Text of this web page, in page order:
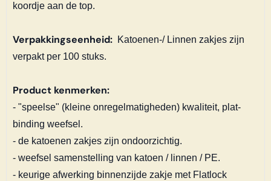
koordje aan de top.
Verpakkingseenheid: Katoenen-/ Linnen zakjes zijn
verpakt per 100 stuks.
Product kenmerken:
- "speelse" (kleine onregelmatigheden) kwaliteit, plat-
binding weefsel.
- de katoenen zakjes zijn ondoorzichtig.
- weefsel samenstelling van katoen / linnen / PE.
- keurige afwerking binnenzijde zakje met Flatlock